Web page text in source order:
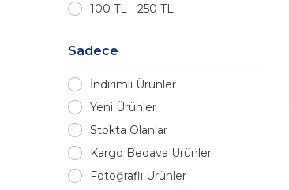
100 TL - 250 TL
Sadece
İndirimli Ürünler
Yeni Ürünler
Stokta Olanlar
Kargo Bedava Ürünler
Fotoğraflı Ürünler